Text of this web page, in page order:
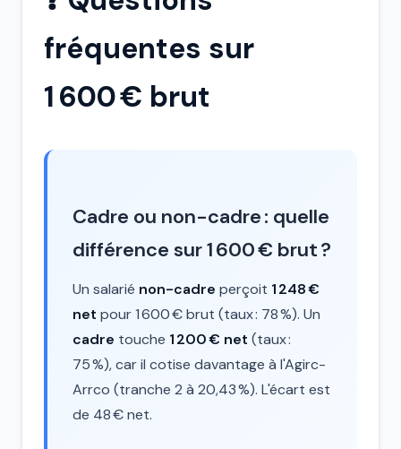
fréquentes sur
1 600 € brut
Cadre ou non-cadre : quelle
différence sur 1 600 € brut ?
Un salarié non-cadre perçoit 1 248 €
net pour 1 600 € brut (taux : 78 %). Un
cadre touche 1 200 € net (taux :
75 %), car il cotise davantage à l'Agirc-
Arrco (tranche 2 à 20,43 %). L'écart est
de 48 € net.